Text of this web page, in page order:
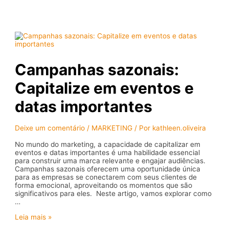
e
reter
em
campanhas
digitais
Campanhas sazonais:
Capitalize em eventos e
datas importantes
Deixe um comentário / MARKETING / Por kathleen.oliveira
No mundo do marketing, a capacidade de capitalizar em
eventos e datas importantes é uma habilidade essencial
para construir uma marca relevante e engajar audiências.
Campanhas sazonais oferecem uma oportunidade única
para as empresas se conectarem com seus clientes de
forma emocional, aproveitando os momentos que são
significativos para eles. Neste artigo, vamos explorar como
…
Campanhas
Leia mais »